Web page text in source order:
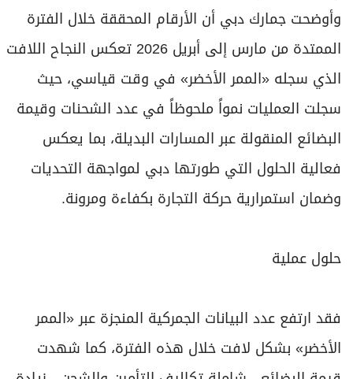
وأوضحت جمارك دبي أن الأرقام المحققة خلال الفترة
الممتدة من مارس إلى أبريل 2026 تعكس النجاح اللافت
الذي سجله «الممر الأخضر» في وقت قياسي، حيث
سجلت العمليات نمواً ملحوظاً في عدد الشحنات وقيمة
البضائع المنقولة عبر المسارات البديلة، بما يعكس
فعالية الحلول التي طورتها دبي لمواجهة التحديات
وضمان استمرارية حركة التجارة بكفاءة ومرونة.
حلول عملية
فقد ارتفع عدد البيانات الجمركية المنجزة عبر «الممر
الأخضر» بشكل لافت خلال هذه الفترة، كما شهدت